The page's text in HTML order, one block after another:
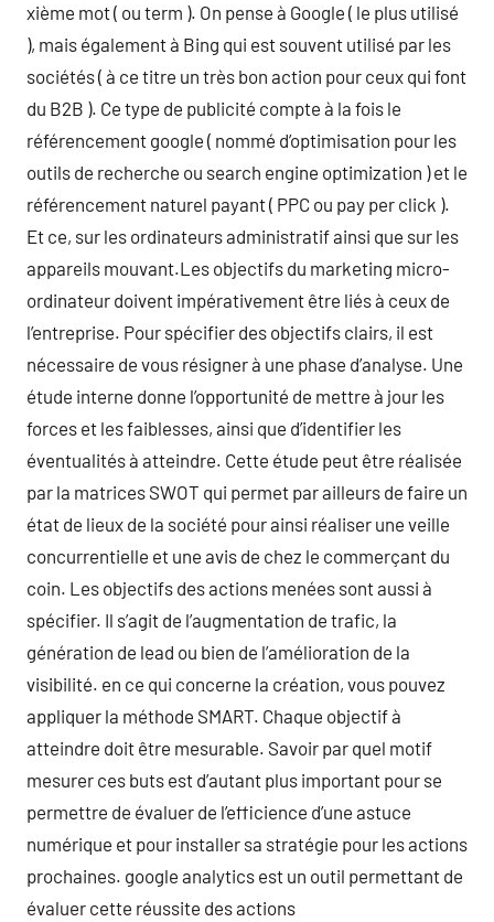
xième mot ( ou term ). On pense à Google ( le plus utilisé
), mais également à Bing qui est souvent utilisé par les
sociétés ( à ce titre un très bon action pour ceux qui font
du B2B ). Ce type de publicité compte à la fois le
référencement google ( nommé d’optimisation pour les
outils de recherche ou search engine optimization ) et le
référencement naturel payant ( PPC ou pay per click ).
Et ce, sur les ordinateurs administratif ainsi que sur les
appareils mouvant.Les objectifs du marketing micro-
ordinateur doivent impérativement être liés à ceux de
l’entreprise. Pour spécifier des objectifs clairs, il est
nécessaire de vous résigner à une phase d’analyse. Une
étude interne donne l’opportunité de mettre à jour les
forces et les faiblesses, ainsi que d’identifier les
éventualités à atteindre. Cette étude peut être réalisée
par la matrices SWOT qui permet par ailleurs de faire un
état de lieux de la société pour ainsi réaliser une veille
concurrentielle et une avis de chez le commerçant du
coin. Les objectifs des actions menées sont aussi à
spécifier. Il s’agit de l’augmentation de trafic, la
génération de lead ou bien de l’amélioration de la
visibilité. en ce qui concerne la création, vous pouvez
appliquer la méthode SMART. Chaque objectif à
atteindre doit être mesurable. Savoir par quel motif
mesurer ces buts est d’autant plus important pour se
permettre de évaluer de l’efficience d’une astuce
numérique et pour installer sa stratégie pour les actions
prochaines. google analytics est un outil permettant de
évaluer cette réussite des actions